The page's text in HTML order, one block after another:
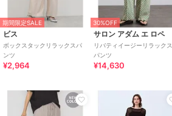
期間限定SALE
ビス
ボックスタックリラックスパ
ンツ
¥2,964
30%OFF
サロン アダム エ ロペ
リバティイージーリラックス
パンツ
¥14,630